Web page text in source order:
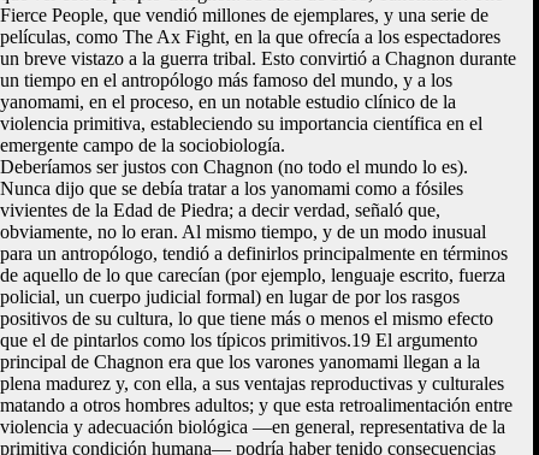
Fierce People, que vendió millones de ejemplares, y una serie de
películas, como The Ax Fight, en la que ofrecía a los espectadores
un breve vistazo a la guerra tribal. Esto convirtió a Chagnon durante
un tiempo en el antropólogo más famoso del mundo, y a los
yanomami, en el proceso, en un notable estudio clínico de la
violencia primitiva, estableciendo su importancia científica en el
emergente campo de la sociobiología.
Deberíamos ser justos con Chagnon (no todo el mundo lo es).
Nunca dijo que se debía tratar a los yanomami como a fósiles
vivientes de la Edad de Piedra; a decir verdad, señaló que,
obviamente, no lo eran. Al mismo tiempo, y de un modo inusual
para un antropólogo, tendió a definirlos principalmente en términos
de aquello de lo que carecían (por ejemplo, lenguaje escrito, fuerza
policial, un cuerpo judicial formal) en lugar de por los rasgos
positivos de su cultura, lo que tiene más o menos el mismo efecto
que el de pintarlos como los típicos primitivos.19 El argumento
principal de Chagnon era que los varones yanomami llegan a la
plena madurez y, con ella, a sus ventajas reproductivas y culturales
matando a otros hombres adultos; y que esta retroalimentación entre
violencia y adecuación biológica —en general, representativa de la
primitiva condición humana— podría haber tenido consecuencias